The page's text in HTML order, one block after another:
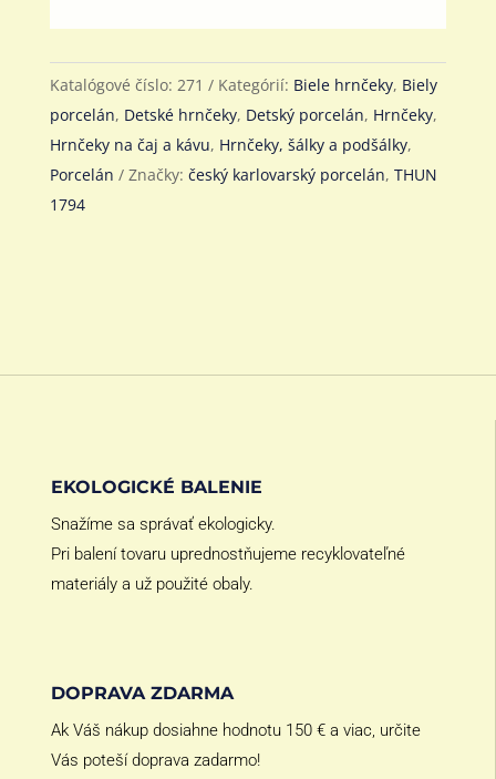
Katalógové číslo: 271 Kategórií: Biele hrnčeky, Biely
porcelán, Detské hrnčeky, Detský porcelán, Hrnčeky,
Hrnčeky na čaj a kávu, Hrnčeky, šálky a podšálky,
Porcelán
Značky: český karlovarský porcelán, THUN
1794
EKOLOGICKÉ BALENIE
Snažíme sa správať ekologicky.
Pri balení tovaru uprednostňujeme recyklovateľné
materiály a už použité obaly.
DOPRAVA ZDARMA
Ak Váš nákup dosiahne hodnotu 150 € a viac, určite
Vás poteší doprava zadarmo!